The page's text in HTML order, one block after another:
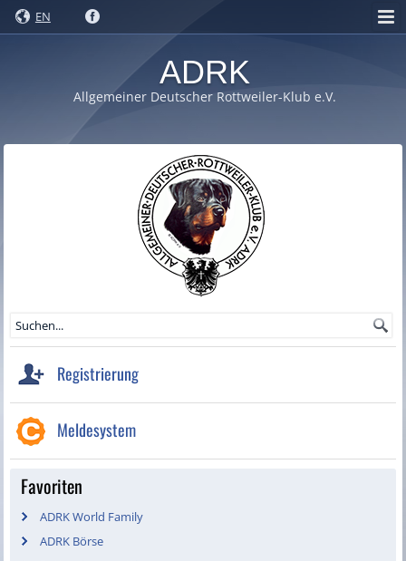
EN
ADRK
Allgemeiner Deutscher Rottweiler-Klub e.V.
Registrierung
Meldesystem
Favoriten
ADRK World Family
ADRK Börse